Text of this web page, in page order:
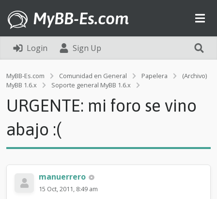
MyBB-Es.com
Login Sign Up
MyBB-Es.com Comunidad en General Papelera
(Archivo)
MyBB 1.6.x
Soporte general MyBB 1.6.x
G
E
:
i
URGENTE: mi foro se vino
abajo :(
manuerrero
15 Oct, 2011, 8:49 am